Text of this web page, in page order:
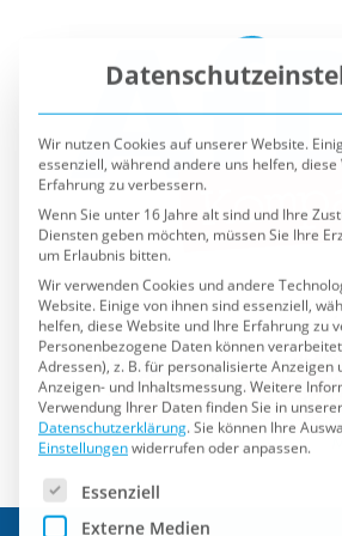
essenziell, während andere uns helfen, diese
Erfahrung zu verbessern.
Wenn Sie unter 16 Jahre alt sind und Ihre
Diensten geben möchten, müssen Sie Ihre
um Erlaubnis bitten.
Wir verwenden Cookies und andere
Website. Einige von ihnen sind essenziell,
helfen, diese Website und Ihre Erfahrung zu
Personenbezogene Daten können verarbeitet
Adressen), z. B. für personalisierte Anzeigen
Anzeigen- und Inhaltsmessung.Weitere
Verwendung Ihrer Daten finden Sie in unserer
Datenschutzerklärung. Sie können Ihre
Einstellungenwiderrufen oder anpassen.